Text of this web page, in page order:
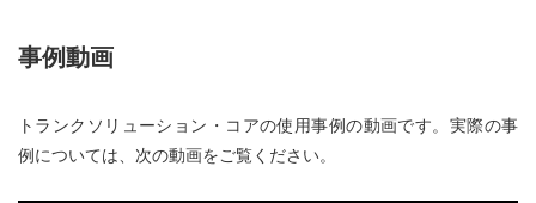
事例動画
トランクソリューション・コアの使用事例の動画です。実際の事
例については、次の動画をご覧ください。